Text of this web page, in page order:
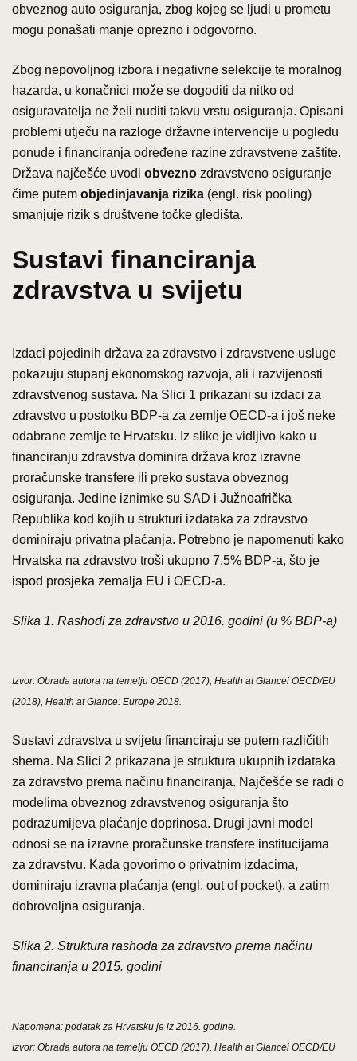
obveznog auto osiguranja, zbog kojeg se ljudi u prometu
mogu ponašati manje oprezno i odgovorno.
Zbog nepovoljnog izbora i negativne selekcije te moralnog
hazarda, u konačnici može se dogoditi da nitko od
osiguravatelja ne želi nuditi takvu vrstu osiguranja. Opisani
problemi utječu na razloge državne intervencije u pogledu
ponude i financiranja određene razine zdravstvene zaštite.
Država najčešće uvodi obvezno zdravstveno osiguranje
čime putem objedinjavanja rizika (engl. risk pooling)
smanjuje rizik s društvene točke gledišta.
Sustavi financiranja
zdravstva u svijetu
Izdaci pojedinih država za zdravstvo i zdravstvene usluge
pokazuju stupanj ekonomskog razvoja, ali i razvijenosti
zdravstvenog sustava. Na Slici 1 prikazani su izdaci za
zdravstvo u postotku BDP-a za zemlje OECD-a i još neke
odabrane zemlje te Hrvatsku. Iz slike je vidljivo kako u
financiranju zdravstva dominira država kroz izravne
proračunske transfere ili preko sustava obveznog
osiguranja. Jedine iznimke su SAD i Južnoafrička
Republika kod kojih u strukturi izdataka za zdravstvo
dominiraju privatna plaćanja. Potrebno je napomenuti kako
Hrvatska na zdravstvo troši ukupno 7,5% BDP-a, što je
ispod prosjeka zemalja EU i OECD-a.
Slika 1. Rashodi za zdravstvo u 2016. godini (u % BDP-a)
Izvor: Obrada autora na temelju OECD (2017), Health at Glancei OECD/EU
(2018), Health at Glance: Europe 2018.
Sustavi zdravstva u svijetu financiraju se putem različitih
shema. Na Slici 2 prikazana je struktura ukupnih izdataka
za zdravstvo prema načinu financiranja. Najčešće se radi o
modelima obveznog zdravstvenog osiguranja što
podrazumijeva plaćanje doprinosa. Drugi javni model
odnosi se na izravne proračunske transfere institucijama
za zdravstvu. Kada govorimo o privatnim izdacima,
dominiraju izravna plaćanja (engl. out of pocket), a zatim
dobrovoljna osiguranja.
Slika 2. Struktura rashoda za zdravstvo prema načinu
financiranja u 2015. godini
Napomena: podatak za Hrvatsku je iz 2016. godine.
Izvor: Obrada autora na temelju OECD (2017), Health at Glancei OECD/EU